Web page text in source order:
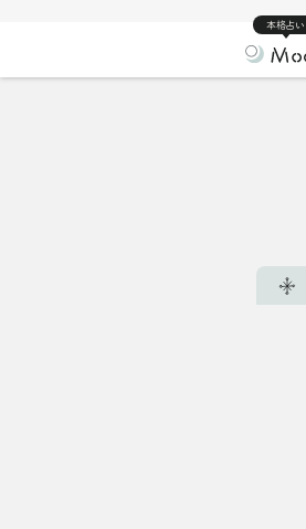
本格占い